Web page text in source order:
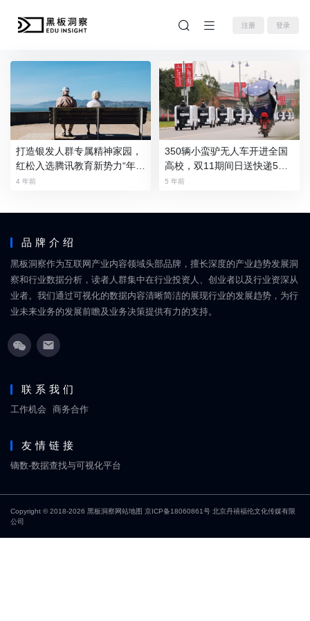
注册 登录
打造银发人群专属精神家园，
红松入选腾讯教育新势力“年度
教育品牌”
4 年前
350辆小蛮驴无人车开进全国
高校，双11期间日送快递5万
件
5 年前
品牌介绍
黑板洞察作为互联网产业内容领域头部品牌，擅长深度的产业趋势发展洞
察和行业数据分析，读者人群集中在行业投资人、创业者以及行业资深从
业者。我们通过可视化的数据内容清晰简洁的展现行业的发展趋势，为行
业未来业务的发展前瞻及业务决策提供有力的支持。
联系我们
工作机会 商务合作
友情链接
镝数-数据查找与可视化平台
Copyright © 2018-2026 黑板洞察网站地图 京ICP备18060861号 北京丹禧福伦文化传媒有限
公司